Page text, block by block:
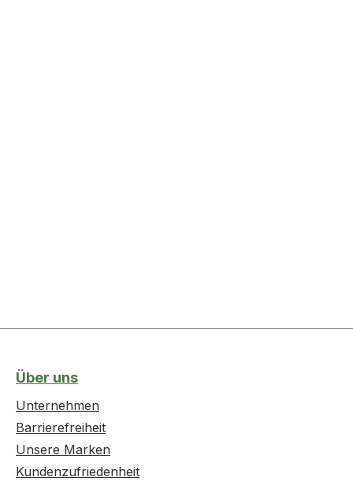
Über uns
Unternehmen
Barrierefreiheit
Unsere Marken
Kundenzufriedenheit